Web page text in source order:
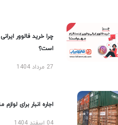
چرا خرید فالوور
است؟
27 مرداد 1404
اجاره انبار برای لوازم
04 اسفند 1404